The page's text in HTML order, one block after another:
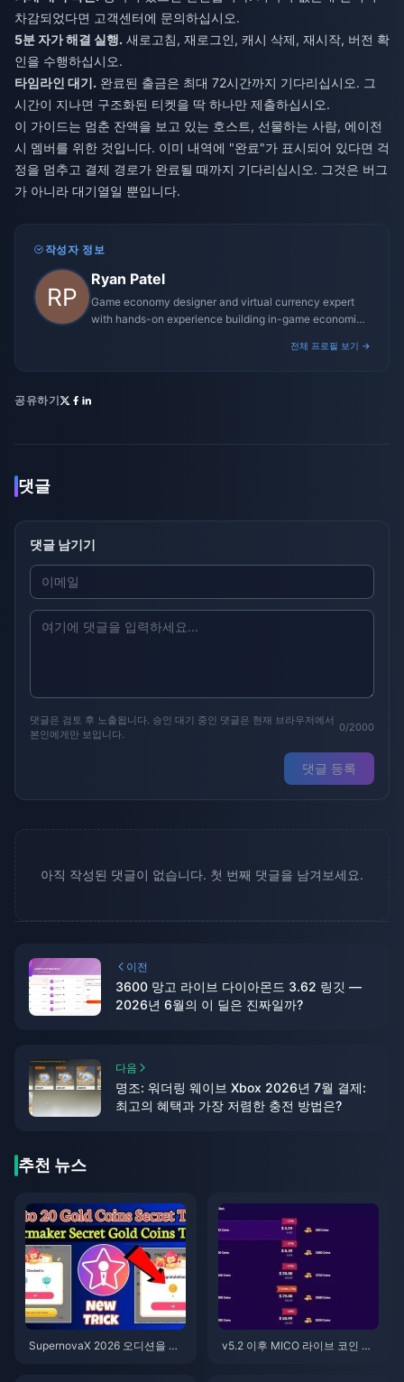
차감되었다면 고객센터에 문의하십시오.
5분 자가 해결 실행. 새로고침, 재로그인, 캐시 삭제, 재시작, 버전 확
인을 수행하십시오.
타임라인 대기. 완료된 출금은 최대 72시간까지 기다리십시오. 그
시간이 지나면 구조화된 티켓을 딱 하나만 제출하십시오.
이 가이드는 멈춘 잔액을 보고 있는 호스트, 선물하는 사람, 에이전
시 멤버를 위한 것입니다. 이미 내역에 "완료"가 표시되어 있다면 걱
정을 멈추고 결제 경로가 완료될 때까지 기다리십시오. 그것은 버그
가 아니라 대기열일 뿐입니다.
작성자 정보
Ryan Patel
Game economy designer and virtual currency expert
with hands-on experience building in-game economies
전체 프로필 보기 →
공유하기
댓글
댓글 남기기
댓글은 검토 후 노출됩니다. 승인 대기 중인 댓글은 현재 브라우저에서
본인에게만 보입니다.
0/2000
댓글 등록
아직 작성된 댓글이 없습니다. 첫 번째 댓글을 남겨보세요.
이전
3600 망고 라이브 다이아몬드 3.62 링깃 —
2026년 6월의 이 딜은 진짜일까?
다음
명조: 워더링 웨이브 Xbox 2026년 7월 결제:
최고의 혜택과 가장 저렴한 충전 방법은?
추천 뉴스
SupernovaX 2026 오디션을 위
v5.2 이후 MICO 라이브 코인 ME